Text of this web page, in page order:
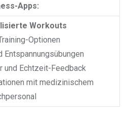
Apps:
Workouts
Optionen
Entspannungsübungen
und Echtzeit-Feedback
mit medizinischem